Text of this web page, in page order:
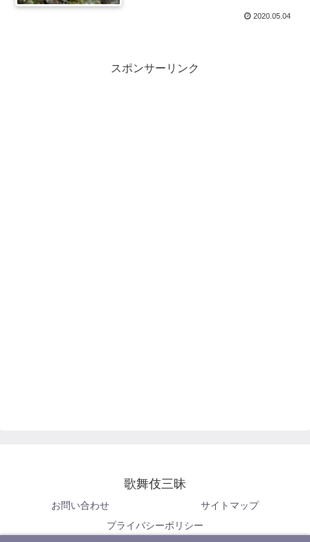
2020.05.04
スポンサーリンク
歌舞伎三昧
お問い合わせ
サイトマップ
プライバシーポリシー